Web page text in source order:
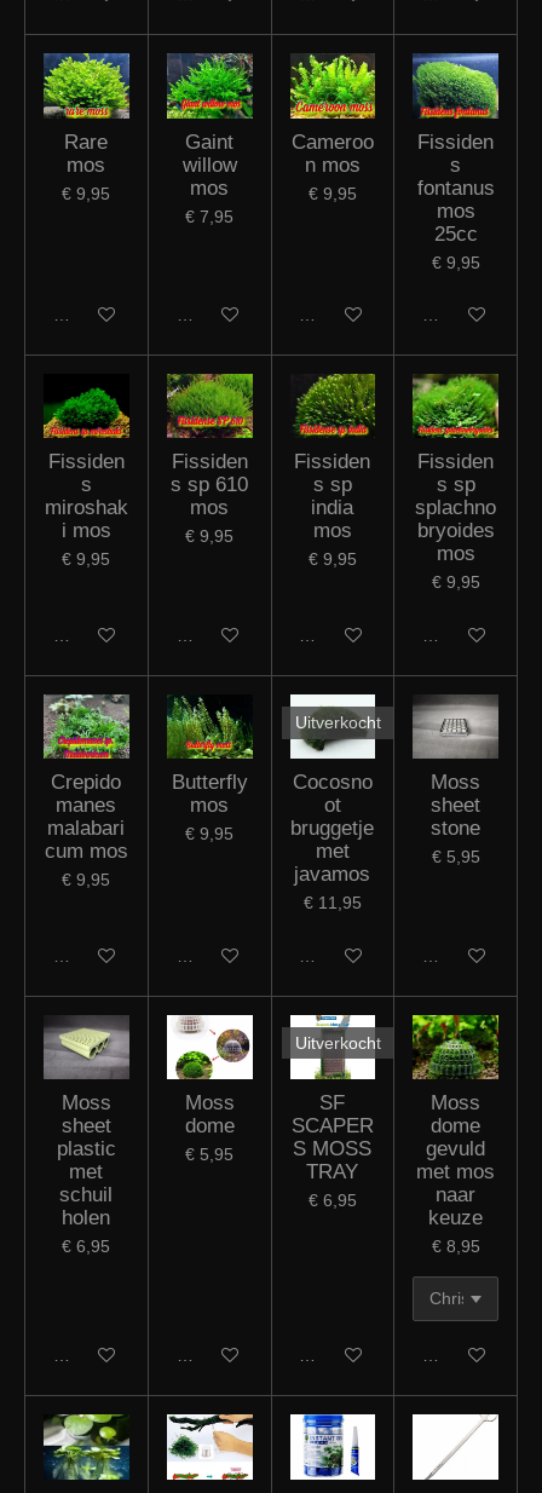
Rare
mos
€ 9,95
In winkelwagen
Gaint
willow
mos
€ 7,95
In winkelwagen
Cameroo
n mos
€ 9,95
In winkelwagen
Fissiden
s
fontanus
mos
25cc
€ 9,95
In winkelwagen
Fissiden
s
miroshak
i mos
€ 9,95
In winkelwagen
Fissiden
s sp 610
mos
€ 9,95
In winkelwagen
Fissiden
s sp
india
mos
€ 9,95
In winkelwagen
Fissiden
s sp
splachno
bryoides
mos
€ 9,95
In winkelwagen
Crepido
manes
malabari
cum mos
€ 9,95
In winkelwagen
Butterfly
mos
€ 9,95
In winkelwagen
Uitverkocht
Cocosno
ot
bruggetje
met
javamos
€ 11,95
Houd mij op de hoogte
Moss
sheet
stone
€ 5,95
In winkelwagen
Moss
sheet
plastic
met
schuil
holen
€ 6,95
In winkelwagen
Moss
dome
€ 5,95
In winkelwagen
Uitverkocht
SF
SCAPER
S MOSS
TRAY
€ 6,95
Houd mij op de hoogte
Moss
dome
gevuld
met mos
naar
keuze
€ 8,95
In winkelwagen